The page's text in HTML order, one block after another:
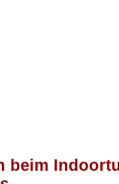
beim